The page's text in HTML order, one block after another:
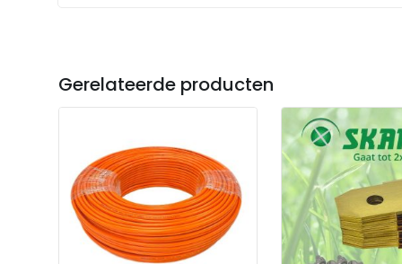
Gerelateerde producten